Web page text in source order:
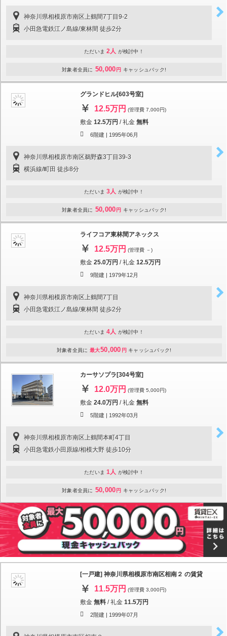
神奈川県相模原市南区上鶴間7丁目9-2
小田急電鉄江ノ島線/東林間 徒歩2分
ただいま 2人 が検討中！
対象者全員に 50,000 円 キャッシュバック!
グランドヒル[603号室]
12.5万円 (管理費 7,000円)
敷金 12.5万円 /礼金 無料
6階建 | 1995年06月
神奈川県相模原市南区鵜野森3丁目39-3
横浜線/町田 徒歩8分
ただいま 3人 が検討中！
対象者全員に 50,000 円 キャッシュバック!
ライフコア東林間アネックス
12.5万円 (管理費 －)
敷金 25.0万円 /礼金 12.5万円
9階建 | 1979年12月
神奈川県相模原市南区上鶴間7丁目
小田急電鉄江ノ島線/東林間 徒歩2分
ただいま 4人 が検討中！
対象者全員に 最大50,000 円 キャッシュバック!
カーサソプラ[304号室]
12.0万円 (管理費 5,000円)
敷金 24.0万円 /礼金 無料
5階建 | 1992年03月
神奈川県相模原市南区上鶴間本町4丁目
小田急電鉄小田原線/相模大野 徒歩10分
ただいま 1人 が検討中！
対象者全員に 50,000 円 キャッシュバック!
[一戸建] 神奈川県相模原市南区相南２ の賃貸
11.5万円 (管理費 3,000円)
敷金 無料 /礼金 11.5万円
2階建 | 1999年07月